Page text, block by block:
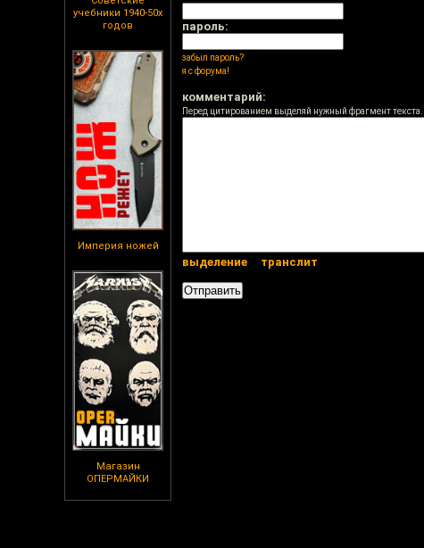
учебники 1940-50х
годов
Империя ножей
Магазин
ОПЕРМАЙКИ
пароль:
забыл пароль?
я с форума!
комментарий:
Перед цитированием выделяй нужный фрагмент текста.
выделение транслит